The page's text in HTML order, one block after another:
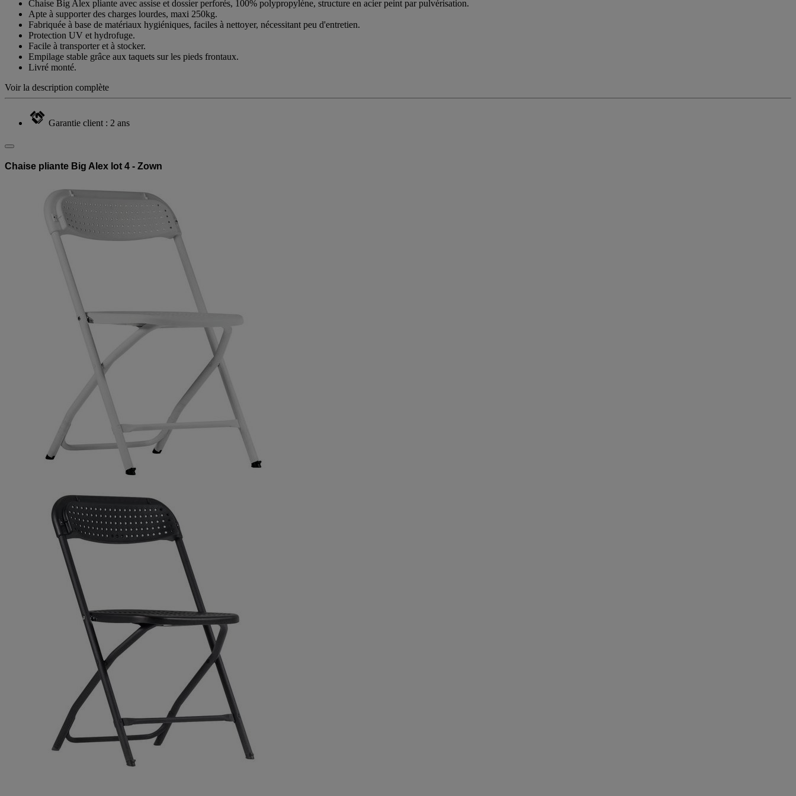
Chaise Big Alex pliante avec assise et dossier perforés, 100% polypropylène, structure en acier peint par pulvérisation.
Apte à supporter des charges lourdes, maxi 250kg.
Fabriquée à base de matériaux hygiéniques, faciles à nettoyer, nécessitant peu d'entretien.
Protection UV et hydrofuge.
Facile à transporter et à stocker.
Empilage stable grâce aux taquets sur les pieds frontaux.
Voir la description complète